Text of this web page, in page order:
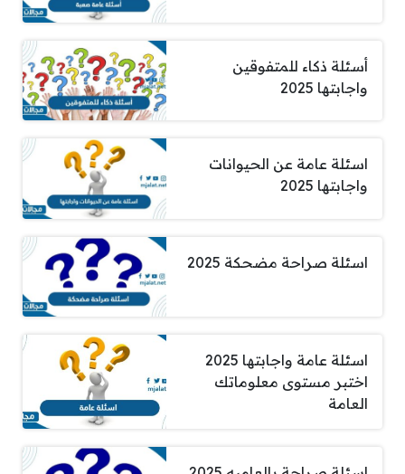
أسئلة ذكاء للمتفوقين
واجابتها 2025
اسئلة عامة عن الحيوانات
واجابتها 2025
اسئلة صراحة مضحكة 2025
اسئلة عامة واجابتها 2025
اختبر مستوى معلوماتك
العامة